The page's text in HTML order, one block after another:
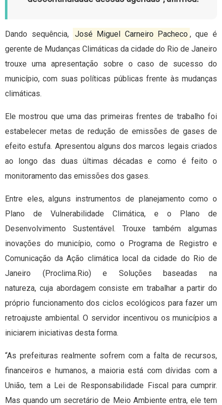
Dando sequência, José Miguel Carneiro Pacheco , que é
gerente de Mudanças Climáticas da cidade do Rio de Janeiro
trouxe uma apresentação sobre o caso de sucesso do
município, com suas políticas públicas frente às mudanças
climáticas.
Ele mostrou que uma das primeiras frentes de trabalho foi
estabelecer metas de redução de emissões de gases de
efeito estufa. Apresentou alguns dos marcos legais criados
ao longo das duas últimas décadas e como é feito o
monitoramento das emissões dos gases.
Entre eles, alguns instrumentos de planejamento como o
Plano de Vulnerabilidade Climática, e o Plano de
Desenvolvimento Sustentável. Trouxe também algumas
inovações do município, como o Programa de Registro e
Comunicação da Ação climática local da cidade do Rio de
Janeiro (Proclima.Rio) e Soluções baseadas na
natureza, cuja abordagem consiste em trabalhar a partir do
próprio funcionamento dos ciclos ecológicos para fazer um
retroajuste ambiental. O servidor incentivou os municípios a
iniciarem iniciativas desta forma.
“As prefeituras realmente sofrem com a falta de recursos,
financeiros e humanos, a maioria está com dívidas com a
União, tem a Lei de Responsabilidade Fiscal para cumprir.
Mas quando um secretário de Meio Ambiente entra, ele tem